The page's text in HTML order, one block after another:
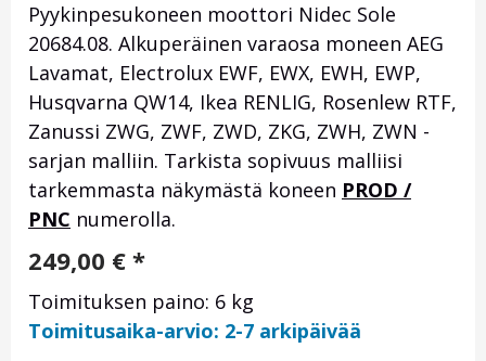
Pyykinpesukoneen moottori Nidec Sole
20684.08. Alkuperäinen varaosa moneen AEG
Lavamat, Electrolux EWF, EWX, EWH, EWP,
Husqvarna QW14, Ikea RENLIG, Rosenlew RTF,
Zanussi ZWG, ZWF, ZWD, ZKG, ZWH, ZWN -
sarjan malliin. Tarkista sopivuus malliisi
tarkemmasta näkymästä koneen PROD /
PNC numerolla.
249,00 € *
Toimituksen paino: 6 kg
Toimitusaika-arvio: 2-7 arkipäivää